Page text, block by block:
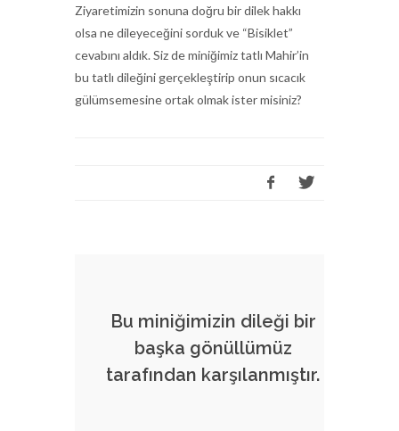
Ziyaretimizin sonuna doğru bir dilek hakkı
olsa ne dileyeceğini sorduk ve “Bisiklet”
cevabını aldık. Siz de miniğimiz tatlı Mahir’in
bu tatlı dileğini gerçekleştirip onun sıcacık
gülümsemesine ortak olmak ister misiniz?
Bu miniğimizin dileği bir
başka gönüllümüz
tarafından karşılanmıştır.